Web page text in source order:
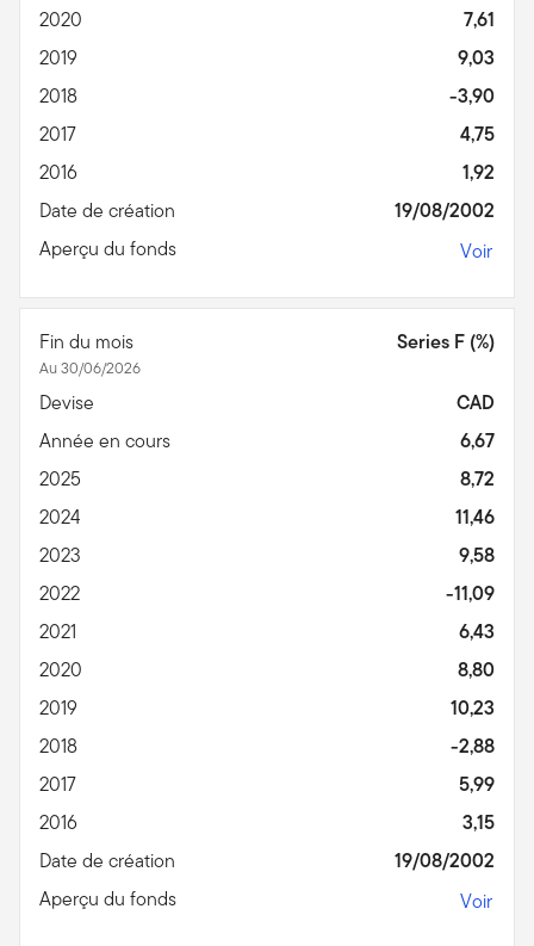
2020
7,61
2019
9,03
2018
-3,90
2017
4,75
2016
1,92
Date de création
19/08/2002
Aperçu du fonds
Voir
Fin du mois
Au 30/06/2026
Series F (%)
Devise
CAD
Année en cours
6,67
2025
8,72
2024
11,46
2023
9,58
2022
-11,09
2021
6,43
2020
8,80
2019
10,23
2018
-2,88
2017
5,99
2016
3,15
Date de création
19/08/2002
Aperçu du fonds
Voir